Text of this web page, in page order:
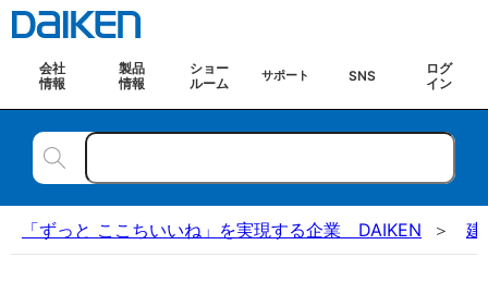
会社
情報
製品
情報
ショー
ルーム
サポート SNS
ログ
イン
「ずっと ここちいいね」を実現する企業 DAIKEN 建